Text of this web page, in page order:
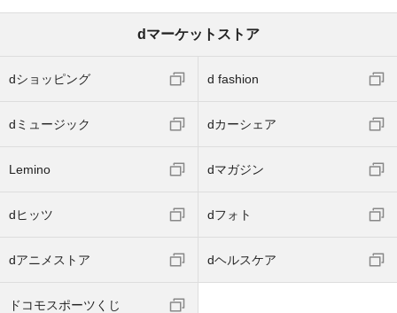
dマーケットストア
dショッピング d fashion
dミュージック dカーシェア
Lemino dマガジン
dヒッツ dフォト
dアニメストア dヘルスケア
ドコモスポーツくじ